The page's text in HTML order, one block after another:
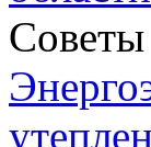
Советы